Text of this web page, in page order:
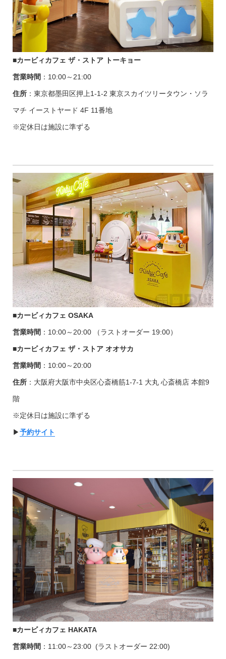
■カービィカフェ ザ・ストア トーキョー
営業時間 ：10:00～21:00
住所：東京都墨田区押上1-1-2 東京スカイツリータウン・ソラ
マチ イーストヤード 4F 11番地
※定休日は施設に準ずる
■カービィカフェ OSAKA
営業時間 ：10:00～20:00 （ラストオーダー 19:00）
■カービィカフェ ザ・ストア オオサカ
営業時間 ：10:00～20:00
住所：大阪府大阪市中央区心斎橋筋1-7-1 大丸 心斎橋店 本館9
階
※定休日は施設に準ずる
▶︎予約サイト
■カービィカフェ HAKATA
営業時間 ：11:00～23:00 (ラストオーダー 22:00)